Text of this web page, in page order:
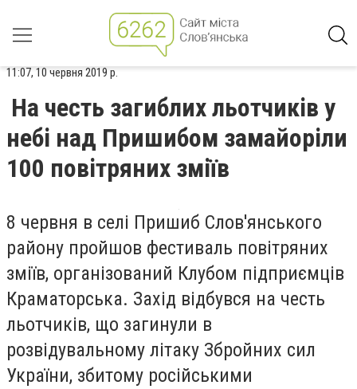
11:07, 10 червня 2019 р.
На честь загиблих льотчиків у
небі над Пришибом замайоріли
100 повітряних зміїв
8 червня в селі Пришиб Слов'янського
району пройшов фестиваль повітряних
зміїв, організований Клубом підприємців
Краматорська. Захід відбувся на честь
льотчиків, що загинули в
розвідувальному літаку Збройних сил
України, збитому російськими